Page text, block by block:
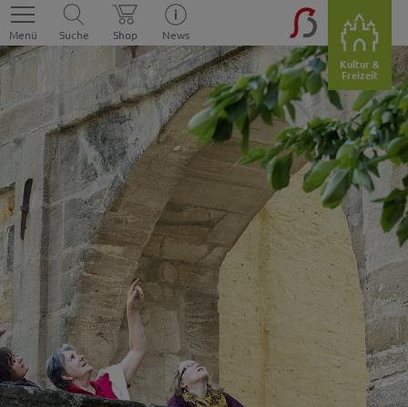
Menü Suche Shop
News
Kultur &
Freizeit